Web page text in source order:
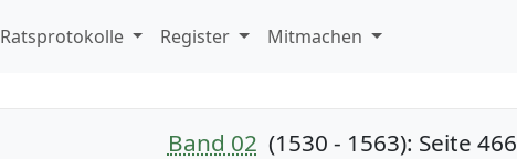
Ratsprotokolle Register Mitmachen
Band 02 (1530 - 1563): Seite 466